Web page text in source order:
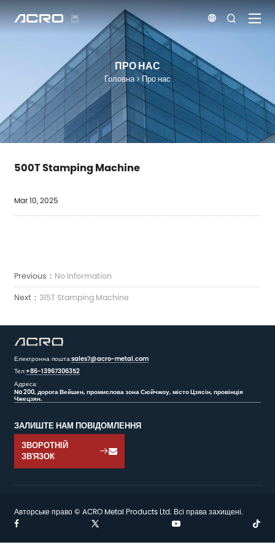
 
ПРО НАС
Головна Про нас
500T Stamping Machine
Mar 10, 2025
Previous： No Information
Next： 315T Stamping Machine
Електронна пошта:sales7@acro-metal.com
Тел:+86-13967306352
Адреса:
No 200, дорога Вейшен, промислова зона Сюйчжоу, місто Цзясін, провінція
Чжецзян.
ЗАЛИШТЕ НАМ ПОВІДОМЛЕННЯ
ЗВОРОТНІЙ
ЗВ'ЯЗОК

Авторське право © ACRO Metal Products Ltd. Всі права захищені.
 